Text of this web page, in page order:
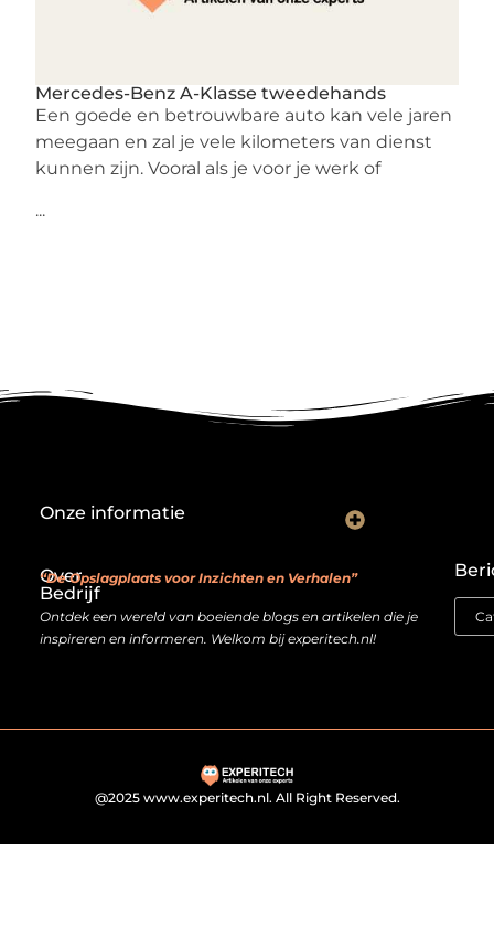
Mercedes-Benz A-Klasse tweedehands
Een goede en betrouwbare auto kan vele jaren
meegaan en zal je vele kilometers van dienst
kunnen zijn. Vooral als je voor je werk of
...
Over
Bedrijf
“De Opslagplaats voor Inzichten en Verhalen”
Ontdek een wereld van boeiende blogs en artikelen die je
inspireren en informeren. Welkom bij experitech.nl!
Onze informatie
@2025 www.experitech.nl. All Right Reserved.